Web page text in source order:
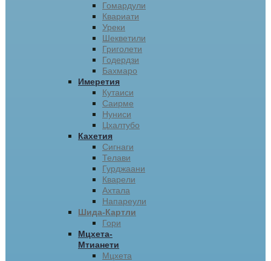
Гомардули
Квариати
Уреки
Шекветили
Григолети
Годердзи
Бахмаро
Имеретия
Кутаиси
Саирме
Нуниси
Цхалтубо
Кахетия
Сигнаги
Телави
Гурджаани
Кварели
Ахтала
Напареули
Шида-Картли
Гори
Мцхета-
Мтианети
Мцхета